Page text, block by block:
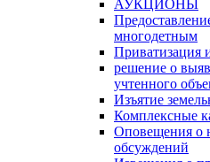
АУКЦИОНЫ
многодетным
Приватизация
решение о
учтенного
Изъятие
Комплексные
Оповещения о
обсуждений